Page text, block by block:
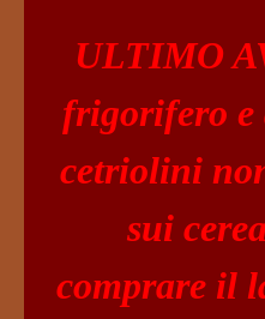
ULTIMO
frigorifero e
cetriolini
sui
comprare il